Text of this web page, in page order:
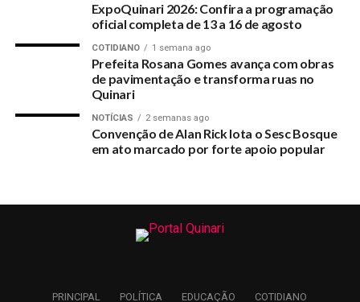
Deputado Jairo Carvalho fala sobre operação da PF na
ExpoQuinari 2026: Confira a programação
oficial completa de 13 a 16 de agosto
COTIDIANO 1 semana ago
Prefeita Rosana Gomes avança com obras
de pavimentação e transforma ruas no
Quinari
NOTÍCIAS 2 semanas ago
Convenção de Alan Rick lota o Sesc Bosque
em ato marcado por forte apoio popular
PRINCIPAL POLÍTICA EDUCAÇÃO COTIDIANO